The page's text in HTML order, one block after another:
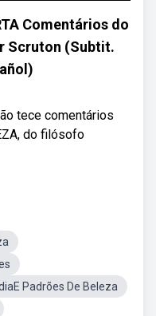
Comentários do
Scruton (Subtit.
tece comentários
do filósofo
Padrões De Beleza